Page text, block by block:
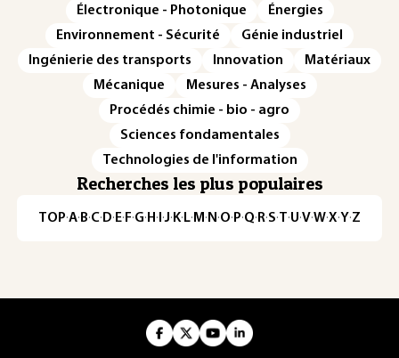
Électronique - Photonique
Énergies
Environnement - Sécurité
Génie industriel
Ingénierie des transports
Innovation
Matériaux
Mécanique
Mesures - Analyses
Procédés chimie - bio - agro
Sciences fondamentales
Technologies de l'information
Recherches les plus populaires
TOP·A·B·C· D· E· F·G· H · ·J· K· L· M · N ·O· P·Q· R·S·T·U·V·W·X·Y·Z